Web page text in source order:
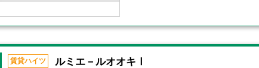
賃貸ハイツ ルミエ－ルオオキⅠ